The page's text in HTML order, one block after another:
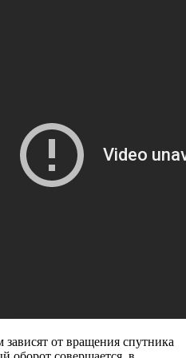
от вращения спутника